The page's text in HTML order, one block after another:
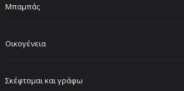
Μπαμπάς
Οικογένεια
Σκέφτομαι και γράφω